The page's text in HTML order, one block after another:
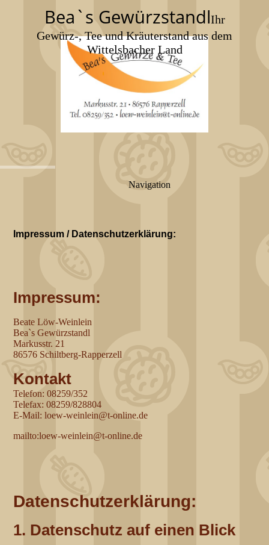
Bea`s GewürzstandlIhr
Gewürz-, Tee und Kräuterstand aus dem
Wittelsbacher Land
Navigation
Impressum / Datenschutzerklärung:
Impressum:
Beate Löw-Weinlein
Bea`s Gewürzstandl
Markusstr. 21
86576 Schiltberg-Rapperzell
Kontakt
Telefon: 08259/352
Telefax: 08259/828804
E-Mail: loew-weinlein@t-online.de
mailto:loew-weinlein@t-online.de
Datenschutzerklärung:
1. Datenschutz auf einen Blick